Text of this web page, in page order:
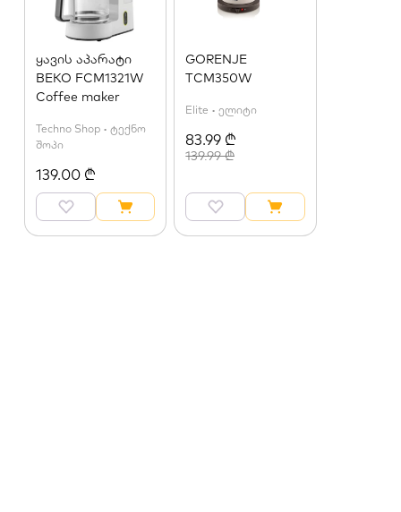
ყავის აპარატი
BEKO FCM1321W
Coffee maker
Techno Shop • ტექნო
შოპი
139.00 ₾
GORENJE
TCM350W
Elite • ელიტი
83.99 ₾
139.99 ₾